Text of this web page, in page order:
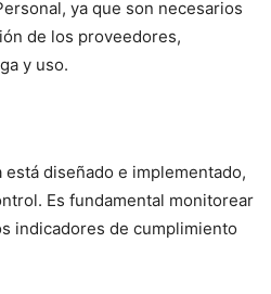
ya que son necesarios
de los proveedores,
y uso.
está diseñado e implementado,
Es fundamental monitorear
indicadores de cumplimiento